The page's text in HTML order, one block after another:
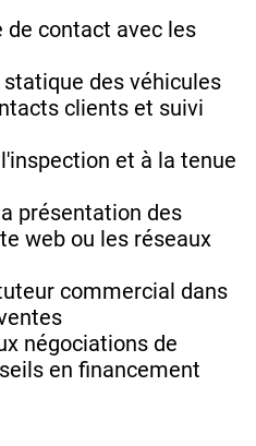
de contact avec les
des véhicules
clients et suivi
et à la tenue
présentation des
web ou les réseaux
commercial dans
négociations de
en financement